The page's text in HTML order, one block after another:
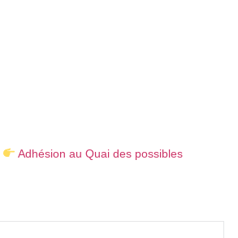
Adhésion au Quai des possibles